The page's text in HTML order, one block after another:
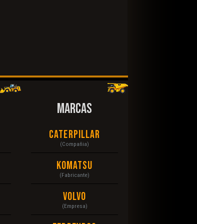
MARCAS
Caterpillar
(Compañia)
Komatsu
(Fabricante)
Volvo
(Empresa)